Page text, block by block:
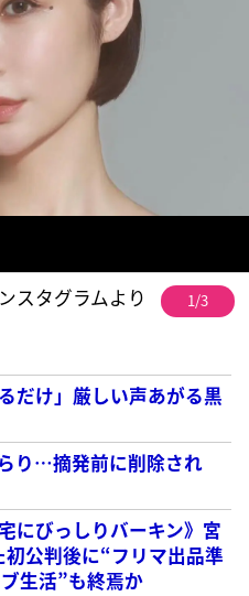
スタグラムより 1/3
だけ」厳しい声あがる黒
り…摘発前に削除され
にびっしりバーキン》宮
公判後に“フリマ出品準
生活”も終焉か